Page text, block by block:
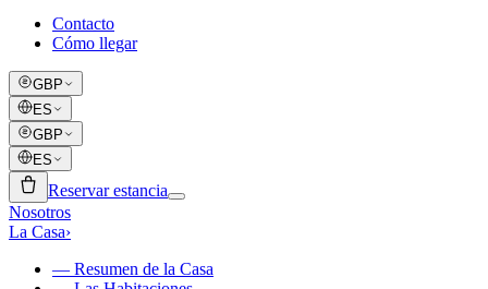
Contacto
Cómo llegar
GBP
ES
GBP
ES
Reservar estancia
Nosotros
La Casa›
— Resumen de la Casa